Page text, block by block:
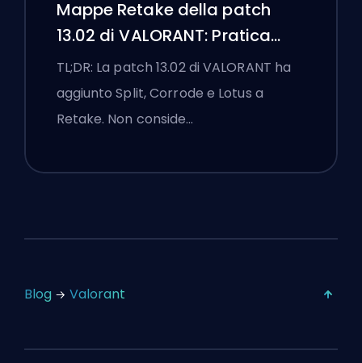
Mappe Retake della patch
13.02 di VALORANT: Pratica
Split, Corrode e Lotus
TL;DR: La patch 13.02 di VALORANT ha
aggiunto Split, Corrode e Lotus a
Retake. Non conside…
Blog Valorant